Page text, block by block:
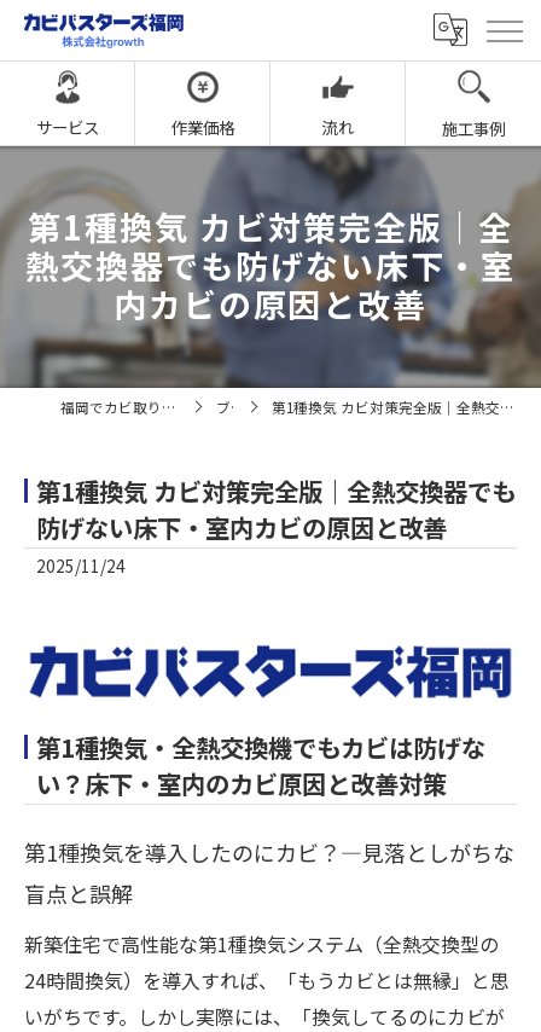
サービス 作業価格 流れ 施工事例
第1種換気 カビ対策完全版｜全
熱交換器でも防げない床下・室
内カビの原因と改善
福岡でカビ取りならカビバスターズ福岡 ブログ 第1種換気 カビ対策完全版｜全熱交換器でも防げない床下・室内カビの原因と改善
第1種換気 カビ対策完全版｜全熱交換器でも
防げない床下・室内カビの原因と改善
2025/11/24
第1種換気・全熱交換機でもカビは防げな
い？床下・室内のカビ原因と改善対策
第1種換気を導入したのにカビ？—見落としがちな
盲点と誤解
新築住宅で高性能な第1種換気システム（全熱交換型の
24時間換気）を導入すれば、「もうカビとは無縁」と思
いがちです。しかし実際には、「換気してるのにカビが